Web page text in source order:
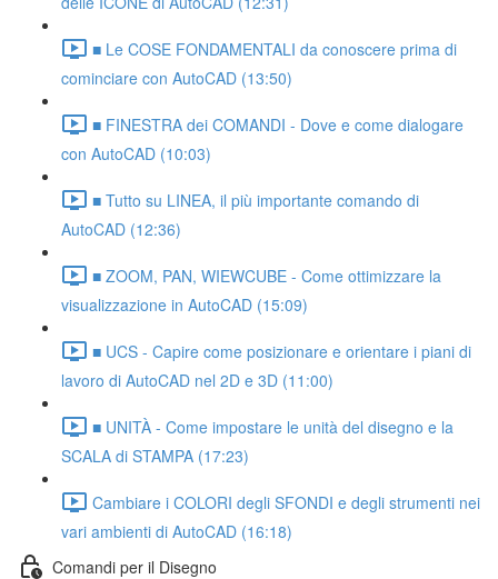
■ Le COSE FONDAMENTALI da conoscere prima di
cominciare con AutoCAD (13:50)
■ FINESTRA dei COMANDI - Dove e come dialogare
con AutoCAD (10:03)
■ Tutto su LINEA, il più importante comando di
AutoCAD (12:36)
■ ZOOM, PAN, WIEWCUBE - Come ottimizzare la
visualizzazione in AutoCAD (15:09)
■ UCS - Capire come posizionare e orientare i piani di
lavoro di AutoCAD nel 2D e 3D (11:00)
■ UNITÀ - Come impostare le unità del disegno e la
SCALA di STAMPA (17:23)
Cambiare i COLORI degli SFONDI e degli strumenti nei
vari ambienti di AutoCAD (16:18)
Comandi per il Disegno